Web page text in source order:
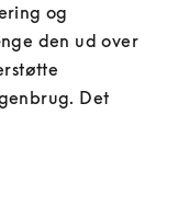
og
den ud over
Det